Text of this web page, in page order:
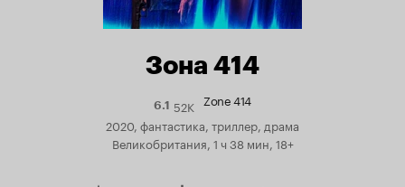
Зона 414
6.1Рейтинг
52K Zone 414
2020, фантастика, триллер, драма
Великобритания, 1 ч 38 мин, 18+